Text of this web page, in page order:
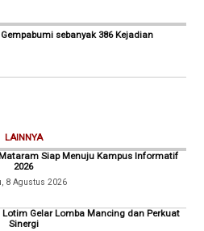
sebanyak 386 Kejadian
LAINNYA
Siap Menuju Kampus Informatif
2026
8 Agustus 2026
Lotim Gelar Lomba Mancing dan Perkuat
Sinergi